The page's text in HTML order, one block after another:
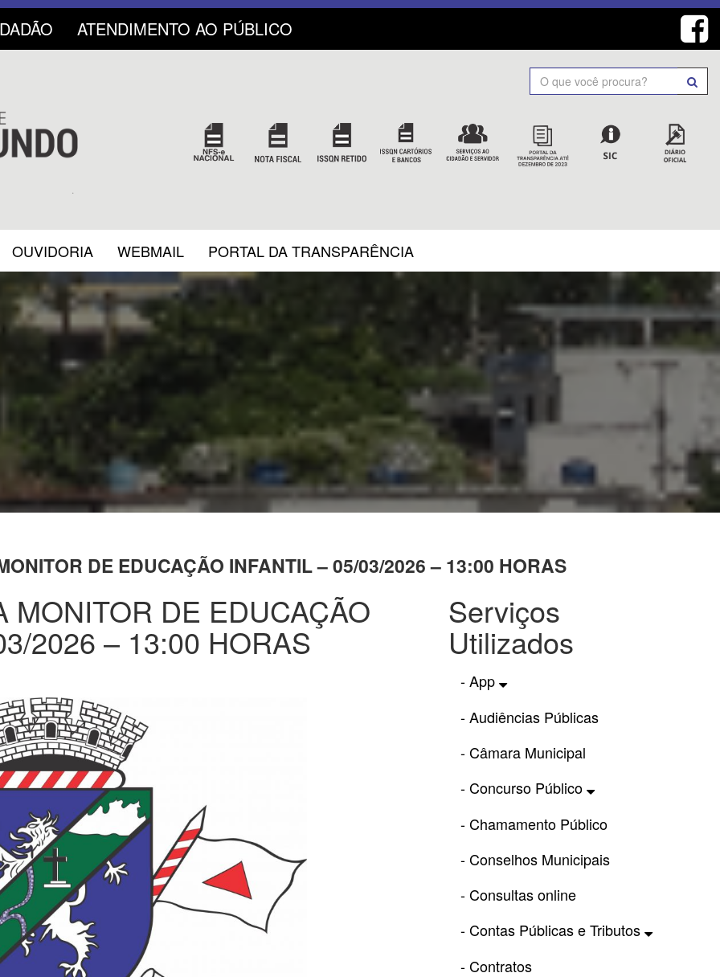
ATENDIMENTO AO PÚBLICO
Search
OUVIDORIA WEBMAIL PORTAL DA TRANSPARÊNCIA
DE EDUCAÇÃO INFANTIL – 05/03/2026 – 13:00 HORAS
MONITOR DE EDUCAÇÃO
2026 – 13:00 HORAS
Serviços
Utilizados
- App
- Audiências Públicas
- Câmara Municipal
- Concurso Público
- Chamamento Público
- Conselhos Municipais
- Consultas online
- Contas Públicas e Tributos
- Contratos